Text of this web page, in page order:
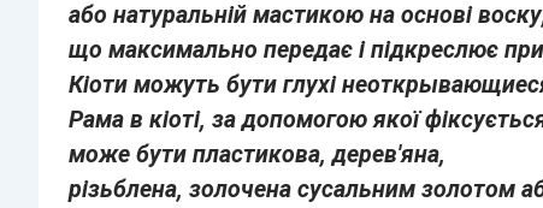
або натуральній мастикою на основі
що максимально передає і підкреслює
Кіоти можуть бути глухі
Рама в кіоті, за допомогою якої
може бути пластикова, дерев'яна,
різьблена, золочена сусальним золотом